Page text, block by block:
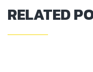
RELATED